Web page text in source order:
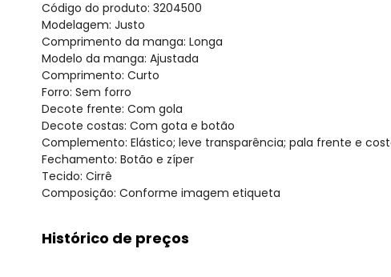
Código do produto: 3204500
Modelagem: Justo
Comprimento da manga: Longa
Modelo da manga: Ajustada
Comprimento: Curto
Forro: Sem forro
Decote frente: Com gola
Decote costas: Com gota e botão
Complemento: Elástico; leve transparência; pala frente e
Fechamento: Botão e zíper
Tecido: Cirrê
Composição: Conforme imagem etiqueta
Histórico de preços